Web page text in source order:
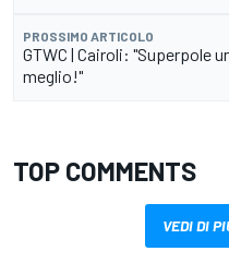
PROSSIMO ARTICOLO
GTWC | Cairoli: "Superpole
meglio!"
TOP COMMENTS
VEDI DI